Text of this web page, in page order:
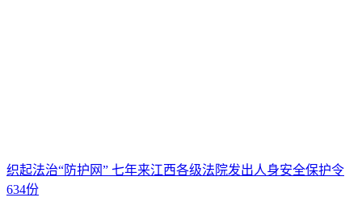
织起法治“防护网” 七年来江西各级法院发出人身安全保护令
634份